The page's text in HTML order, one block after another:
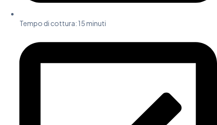
Tempo di cottura: 15 minuti